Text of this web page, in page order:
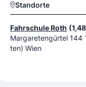
Standorte
Fahrschule Roth
Margaretengürtel 144
ten) Wien